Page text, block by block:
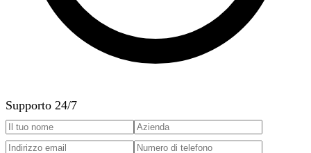
Supporto 24/7